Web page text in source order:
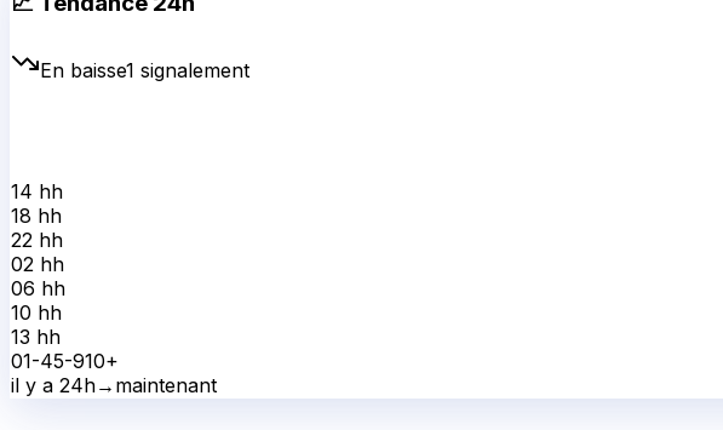
En baisse1 signalement
14 hh
18 hh
22 hh
02 hh
06 hh
10 hh
13 hh
01-45-910+
il y a 24h→ maintenant